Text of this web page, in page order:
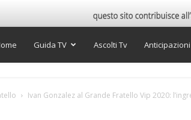
Guida TV Ascolti Tv
Ivan Gonzalez al Grande Fratello Vip 2020: